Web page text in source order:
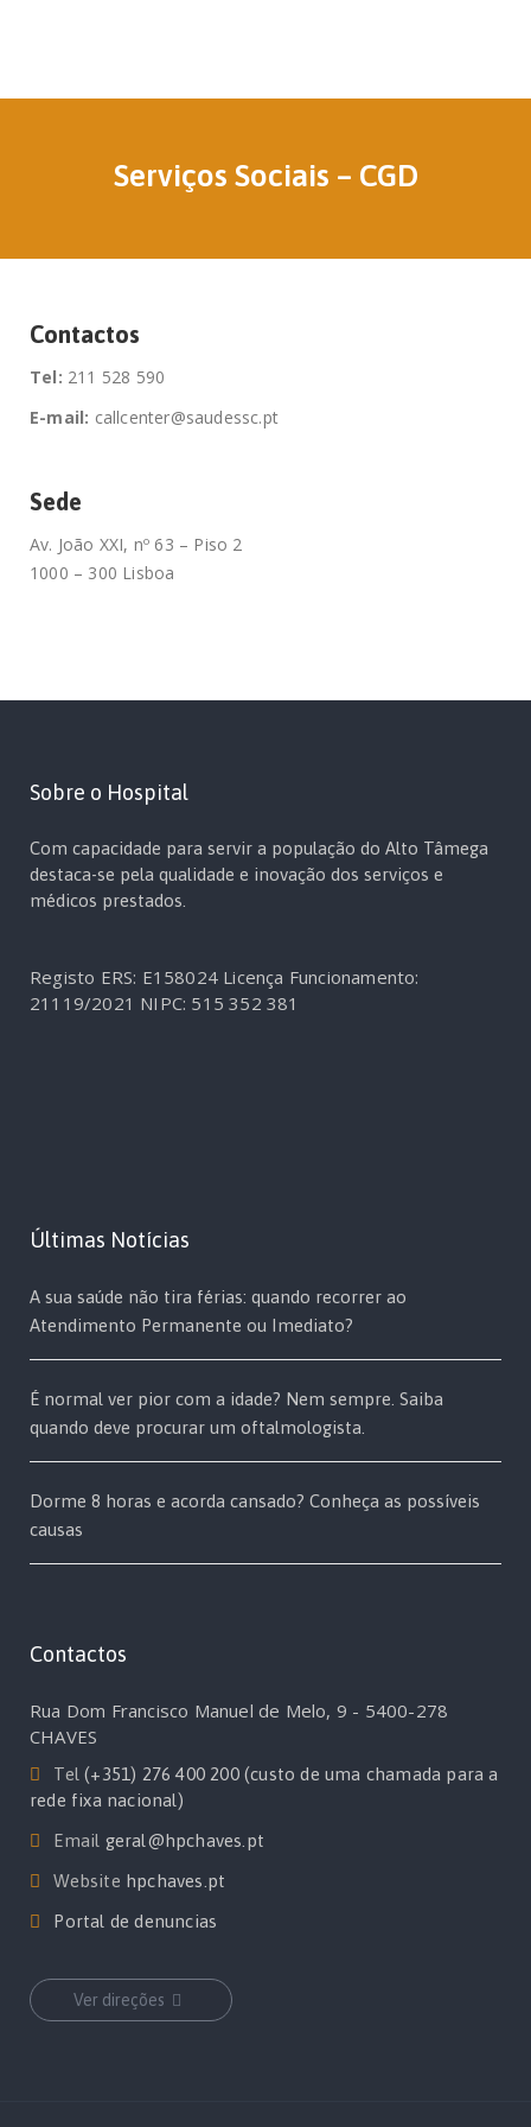
Serviços Sociais – CGD
Contactos
Tel: 211 528 590
E-mail: callcenter@saudessc.pt
Sede
Av. João XXI, nº 63 – Piso 2
1000 – 300 Lisboa
Sobre o Hospital
Com capacidade para servir a população do Alto Tâmega
destaca-se pela qualidade e inovação dos serviços e
médicos prestados.
Registo ERS: E158024 Licença Funcionamento:
21119/2021 NIPC: 515 352 381
Últimas Notícias
A sua saúde não tira férias: quando recorrer ao
Atendimento Permanente ou Imediato?
É normal ver pior com a idade? Nem sempre. Saiba
quando deve procurar um oftalmologista.
Dorme 8 horas e acorda cansado? Conheça as possíveis
causas
Contactos
Rua Dom Francisco Manuel de Melo, 9 - 5400-278
CHAVES
Tel(+351) 276 400 200 (custo de uma chamada para a
rede fixa nacional)
Email geral@hpchaves.pt
Website hpchaves.pt
Portal de denuncias
Ver direções